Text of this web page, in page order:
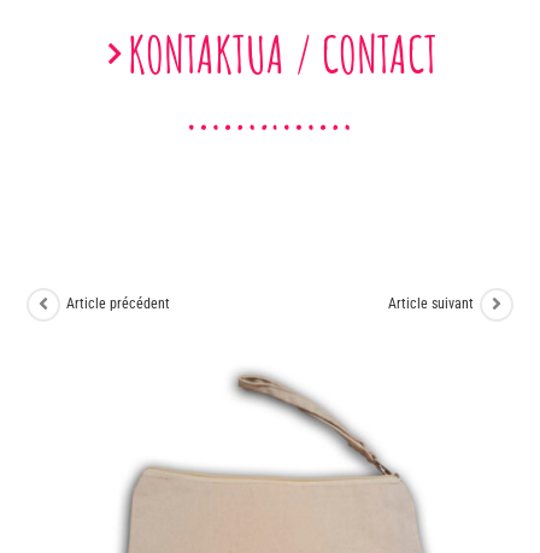
KONTAKTUA / CONTACT
Article précédent Article suivant